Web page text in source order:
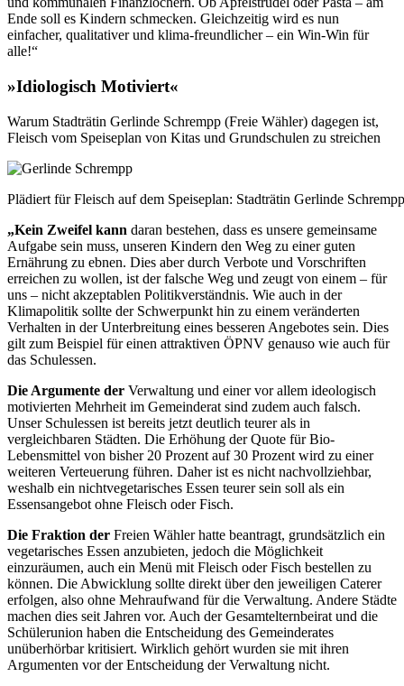
Ende soll es Kindern schmecken. Gleichzeitig wird es nun
einfacher, qualitativer und klima-freundlicher – ein Win-Win für
alle!“
»Idiologisch Motiviert«
Warum Stadträtin Gerlinde Schrempp (Freie Wähler) dagegen ist,
Fleisch vom Speiseplan von Kitas und Grundschulen zu streichen
Plädiert für Fleisch auf dem Speiseplan: Stadträtin Gerlinde Schrempp
„Kein Zweifel kann daran bestehen, dass es unsere gemeinsame
Aufgabe sein muss, unseren Kindern den Weg zu einer guten
Ernährung zu ebnen. Dies aber durch Verbote und Vorschriften
erreichen zu wollen, ist der falsche Weg und zeugt von einem – für
uns – nicht akzeptablen Politikverständnis. Wie auch in der
Klimapolitik sollte der Schwerpunkt hin zu einem veränderten
Verhalten in der Unterbreitung eines besseren Angebotes sein. Dies
gilt zum Beispiel für einen attraktiven ÖPNV genauso wie auch für
das Schulessen.
Die Argumente der Verwaltung und einer vor allem ideologisch
motivierten Mehrheit im Gemeinderat sind zudem auch falsch.
Unser Schulessen ist bereits jetzt deutlich teurer als in
vergleichbaren Städten. Die Erhöhung der Quote für Bio-
Lebensmittel von bisher 20 Prozent auf 30 Prozent wird zu einer
weiteren Verteuerung führen. Daher ist es nicht nachvollziehbar,
weshalb ein nichtvegetarisches Essen teurer sein soll als ein
Essensangebot ohne Fleisch oder Fisch.
Die Fraktion der Freien Wähler hatte beantragt, grundsätzlich ein
vegetarisches Essen anzubieten, jedoch die Möglichkeit
einzuräumen, auch ein Menü mit Fleisch oder Fisch bestellen zu
können. Die Abwicklung sollte direkt über den jeweiligen Caterer
erfolgen, also ohne Mehraufwand für die Verwaltung. Andere Städte
machen dies seit Jahren vor. Auch der Gesamtelternbeirat und die
Schülerunion haben die Entscheidung des Gemeinderates
unüberhörbar kritisiert. Wirklich gehört wurden sie mit ihren
Argumenten vor der Entscheidung der Verwaltung nicht.